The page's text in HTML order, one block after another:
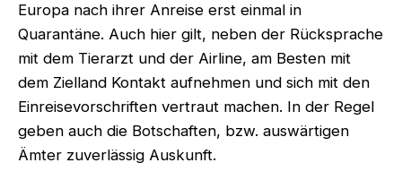
Europa nach ihrer Anreise erst einmal in
Quarantäne. Auch hier gilt, neben der Rücksprache
mit dem Tierarzt und der Airline, am Besten mit
dem Zielland Kontakt aufnehmen und sich mit den
Einreisevorschriften vertraut machen. In der Regel
geben auch die Botschaften, bzw. auswärtigen
Ämter zuverlässig Auskunft.